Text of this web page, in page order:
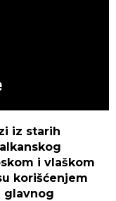
iz starih
i vlaškom
korišćenjem
glavnog